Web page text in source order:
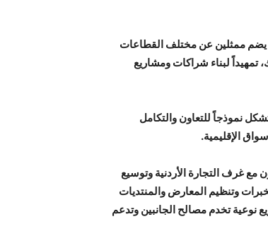
يضم ممثلين عن مختلف القطاعات
تمهيداً لبناء شراكات ومشاريع
نموذجاً للتعاون والتكامل
الإقليمية.
مع غرف التجارة الأردنية وتوسيع
وتنظيم المعارض والمنتديات
نوعية تخدم مصالح الجانبين وتدعم